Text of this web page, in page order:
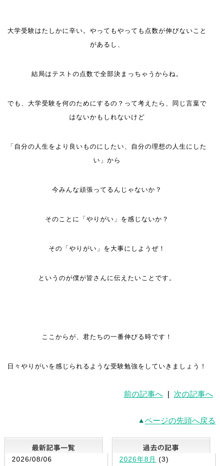
大学受験はたしかに辛い。やってもやっても点数が伸びないこと
があるし、
結局はテストの点数で全部決まっちゃうからね。
でも、大学受験を何のためにするの？って考えたら、同じ言葉で
はないかもしれないけど
「自分の人生をより良いものにしたい、自分の理想の人生にした
い」から
今みんな頑張ってるんじゃないか？
そのことに「やりがい」を感じないか？
その「やりがい」を大事にしようぜ！
というのが僕が皆さんに伝えたいことです。
ここからが、君たちの一番伸びる時です！
日々やりがいを感じられるような受験勉強をしていきましょう！
前の記事へ 次の記事へ
ページの先頭へ戻る
最新記事一覧
2026/08/06
2026年8月 (3)